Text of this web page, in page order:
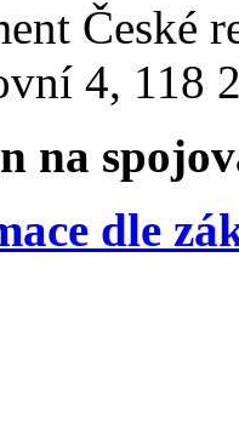
České
4, 118
na
dle